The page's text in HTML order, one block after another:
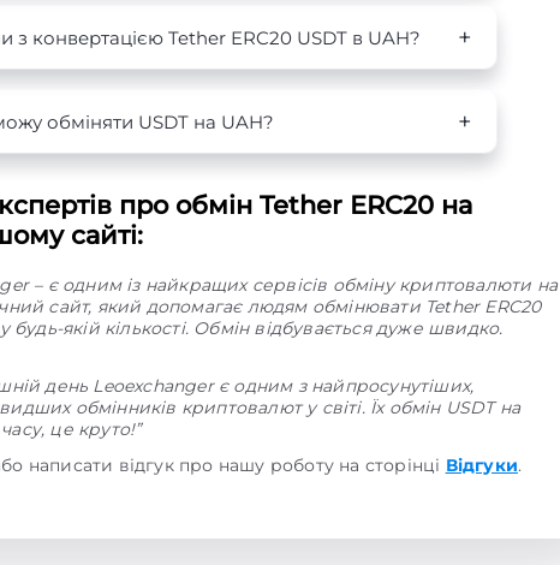
з конвертацією Tether ERC20 USDT в UAH?
обміняти USDT на UAH?
про обмін Tether ERC20 на
сайті:
– є одним із найкращих сервісів обміну криптовалюти на
сайт, який допомагає людям обмінювати Tether ERC20
будь-якій кількості. Обмін відбувається дуже швидко.
день Leoexchanger є одним з найпросунутіших,
обмінників криптовалют у світі. Їх обмін USDT на
це круто!”
написати відгук про нашу роботу на сторінці Відгуки.